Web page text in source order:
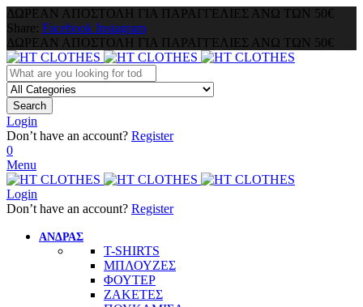
ΔΩΡΕΑΝ ΑΠΟΣΤΟΛΗ ΓΙΑ ΠΑΡΑΓΓΕΛΙΕΣ ΑΝΩ ΤΩΝ 50€
Share: Facebook Instagram
ΔΩΡΕΑΝ ΑΠΟΣΤΟΛΗ ΓΙΑ ΠΑΡΑΓΓΕΛΙΕΣ ΑΝΩ ΤΩΝ 50€
Search
Login
Don’t have an account? Register
0
Menu
Login
Don’t have an account? Register
ΑΝΔΡΑΣ
T-SHIRTS
ΜΠΛΟΥΖΕΣ
ΦΟΥΤΕΡ
ΖΑΚΕΤΕΣ